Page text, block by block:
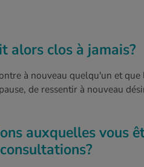
alors clos à jamais?
à nouveau quelqu'un et
de ressentir à nouveau
auxquelles vous